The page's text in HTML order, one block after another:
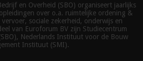
en Overheid (SBO) organiseert jaarlijks
over o.a. ruimtelijke ordening &
sociale zekerheid, onderwijs en
van Euroforum BV zijn Studiecentrum
Nederlands Instituut voor de Bouw
Instituut (SMI).